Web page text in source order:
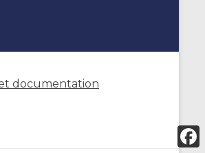
documentation